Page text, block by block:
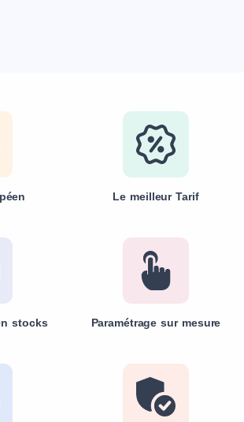
Le meilleur Tarif
stocks Paramétrage sur mesure